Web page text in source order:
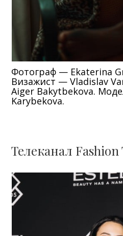
Фотограф — Ekaterina
Визажист — Vladislav
Aiger Bakytbekova.
Karybekova.
Телеканал Fashion